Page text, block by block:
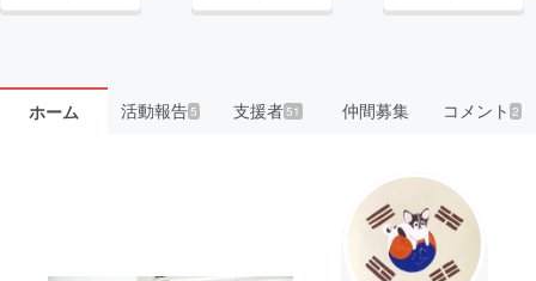
ホーム 活動報告5 支援者51 仲間募集 コメント 2